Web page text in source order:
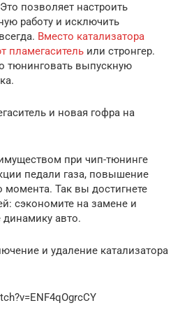
позволяет настроить
работу и исключить
Вместо катализатора
пламегаситель или стронгер.
тюнинговать выпускную
и новая гофра на
при чип-тюнинге
педали газа, повышение
момента. Так вы достигнете
сэкономите на замене и
динамику авто.
и удаление катализатора